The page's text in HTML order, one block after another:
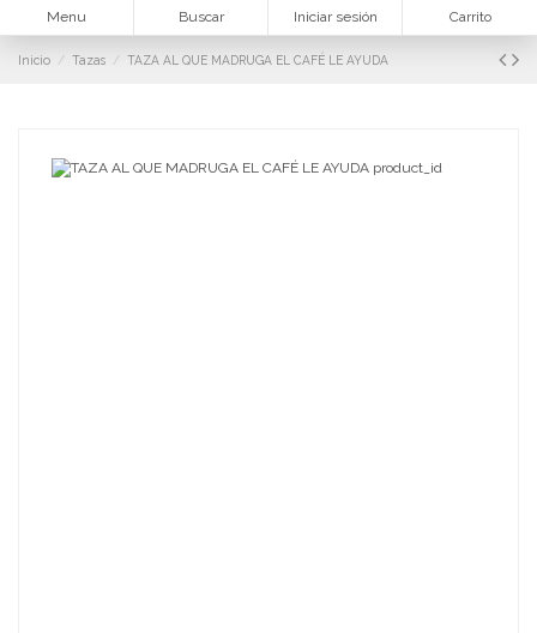
Menu Buscar Iniciar sesión Carrito
Inicio Tazas TAZA AL QUE MADRUGA EL CAFÉ LE AYUDA